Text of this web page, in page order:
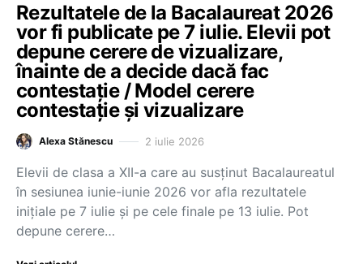
Rezultatele de la Bacalaureat 2026
vor fi publicate pe 7 iulie. Elevii pot
depune cerere de vizualizare,
înainte de a decide dacă fac
contestație / Model cerere
contestație și vizualizare
Alexa Stănescu 2 iulie 2026
Elevii de clasa a XII-a care au susținut Bacalaureatul
în sesiunea iunie-iunie 2026 vor afla rezultatele
inițiale pe 7 iulie și pe cele finale pe 13 iulie. Pot
depune cerere…